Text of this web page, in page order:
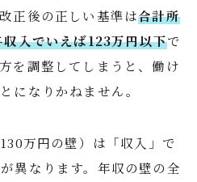
正後の正しい基準は合計所
入でいえば123万円以下で
を調整してしまうと、働け
になりかねません。
万円の壁）は「収入」で
異なります。年収の壁の全